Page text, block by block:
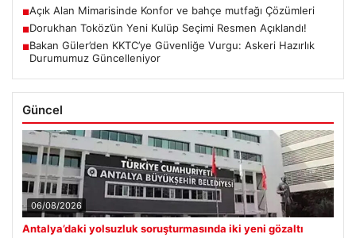
■Açık Alan Mimarisinde Konfor ve bahçe mutfağı Çözümleri
■Dorukhan Toköz’ün Yeni Kulüp Seçimi Resmen Açıklandı!
■Bakan Güler’den KKTC’ye Güvenliğe Vurgu: Askeri Hazırlık
Durumumuz Güncelleniyor
Güncel
06/08/2026
Antalya’daki yolsuzluk soruşturmasında iki yeni gözaltı